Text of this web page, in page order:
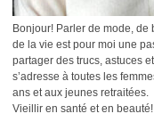
Bonjour! Parler de mode,
de la vie est pour moi une
partager des trucs, astuces
s’adresse à toutes les
ans et aux jeunes retraitées.
Vieillir en santé et en beauté!